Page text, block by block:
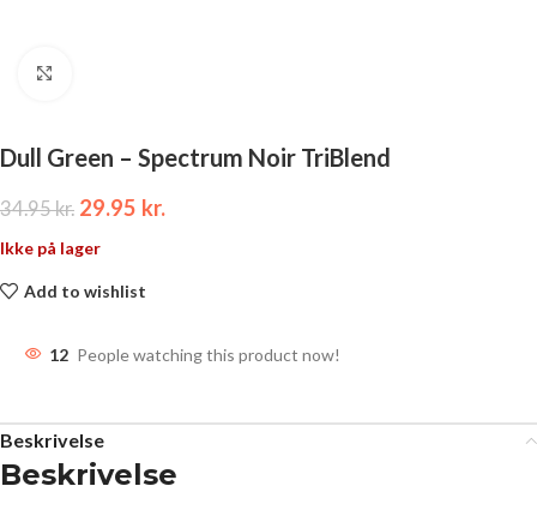
Dull Green – Spectrum Noir TriBlend
34.95kr. 29.95 kr.
Ikke på lager
Add to wishlist
12 People watching this product now!
Beskrivelse
Beskrivelse